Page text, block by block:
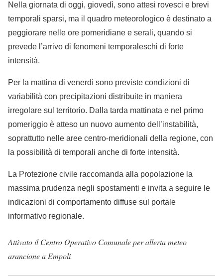
Nella giornata di oggi, giovedì, sono attesi rovesci e brevi
temporali sparsi, ma il quadro meteorologico è destinato a
peggiorare nelle ore pomeridiane e serali, quando si
prevede l’arrivo di fenomeni temporaleschi di forte
intensità.
Per la mattina di venerdì sono previste condizioni di
variabilità con precipitazioni distribuite in maniera
irregolare sul territorio. Dalla tarda mattinata e nel primo
pomeriggio è atteso un nuovo aumento dell’instabilità,
soprattutto nelle aree centro-meridionali della regione, con
la possibilità di temporali anche di forte intensità.
La Protezione civile raccomanda alla popolazione la
massima prudenza negli spostamenti e invita a seguire le
indicazioni di comportamento diffuse sul portale
informativo regionale.
Attivato il Centro Operativo Comunale per allerta meteo
arancione a Empoli